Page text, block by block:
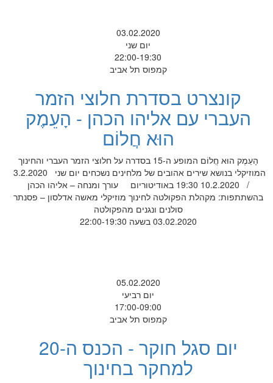
03.02.2020
יום שני
22:00-19:30
קמפוס תל אביב
קונצרט בסדרת חלוצי הזמר
העברי עם אליהו הכהן - הָעֵמֶק
הוּא חֲלוֹם
הָעֵמֶק הוּא חֲלוֹם המופע ה-15 בסדרה על חלוצי הזמר העברי והחינוך
המוזיקלי בנושא שירים אהובים של מלחינים נשכחים יום שני 3.2.2020
/ 10.2.2020 19:30 באודיטוריום עורך ומנחה – אליהו הכהן
בהשתתפות: מקהלת הפקולטה לחינוך מוזיקלי מאשה אדלסון – פסנתר
סולנים ונגנים מהפקולטה
03.02.2020 בשעה 22:00-19:30
05.02.2020
יום רביעי
17:00-09:00
קמפוס תל אביב
יום סגל חוקר - הכנס ה-20
למחקר בחינוך